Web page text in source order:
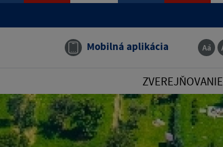
Mobilná aplikácia
ZVEREJŇOVANIE